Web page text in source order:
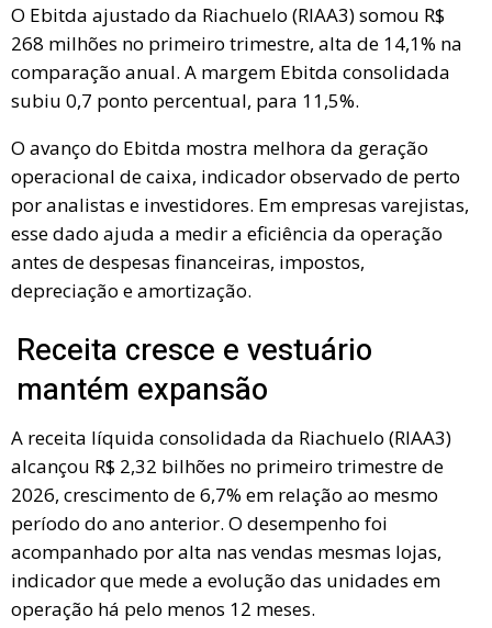
O Ebitda ajustado da Riachuelo (RIAA3) somou R$
268 milhões no primeiro trimestre, alta de 14,1% na
comparação anual. A margem Ebitda consolidada
subiu 0,7 ponto percentual, para 11,5%.
O avanço do Ebitda mostra melhora da geração
operacional de caixa, indicador observado de perto
por analistas e investidores. Em empresas varejistas,
esse dado ajuda a medir a eficiência da operação
antes de despesas financeiras, impostos,
depreciação e amortização.
Receita cresce e vestuário
mantém expansão
A receita líquida consolidada da Riachuelo (RIAA3)
alcançou R$ 2,32 bilhões no primeiro trimestre de
2026, crescimento de 6,7% em relação ao mesmo
período do ano anterior. O desempenho foi
acompanhado por alta nas vendas mesmas lojas,
indicador que mede a evolução das unidades em
operação há pelo menos 12 meses.